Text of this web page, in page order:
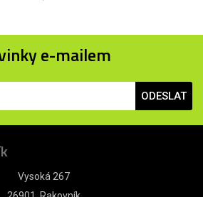
e-mailem
ODESLAT
Vysoká 267